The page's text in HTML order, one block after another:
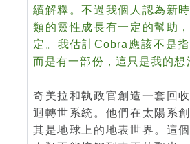
續解釋。不過我個人認為新
類的靈性成長有一定的幫助
定。我估計Cobra應該不是指
而是有一部份，這只是我的想
奇美拉和執政官創造一套回
迴轉世系統。他們在太陽系
其是地球上的地表世界。這